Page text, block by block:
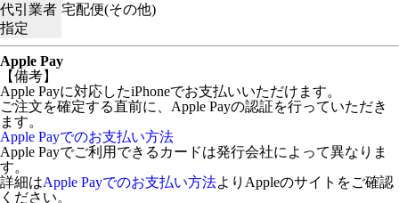
代引業者
指定
宅配便(その他)
Apple Pay
【備考】
Apple Payに対応したiPhoneでお支払いいただけます。
ご注文を確定する直前に、Apple Payの認証を行っていただき
ます。
Apple Payでのお支払い方法
Apple Payでご利用できるカードは発行会社によって異なりま
す。
詳細はApple Payでのお支払い方法よりAppleのサイトをご確認
ください。